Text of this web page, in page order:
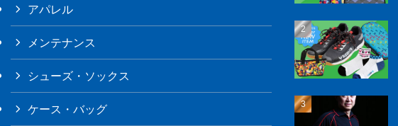
アパレル
メンテナンス
シューズ・ソックス
ケース・バッグ